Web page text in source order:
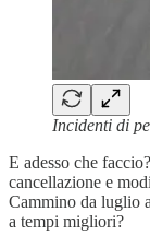
Incidenti di
E adesso che
cancellazione e
Cammino da luglio
a tempi migliori?